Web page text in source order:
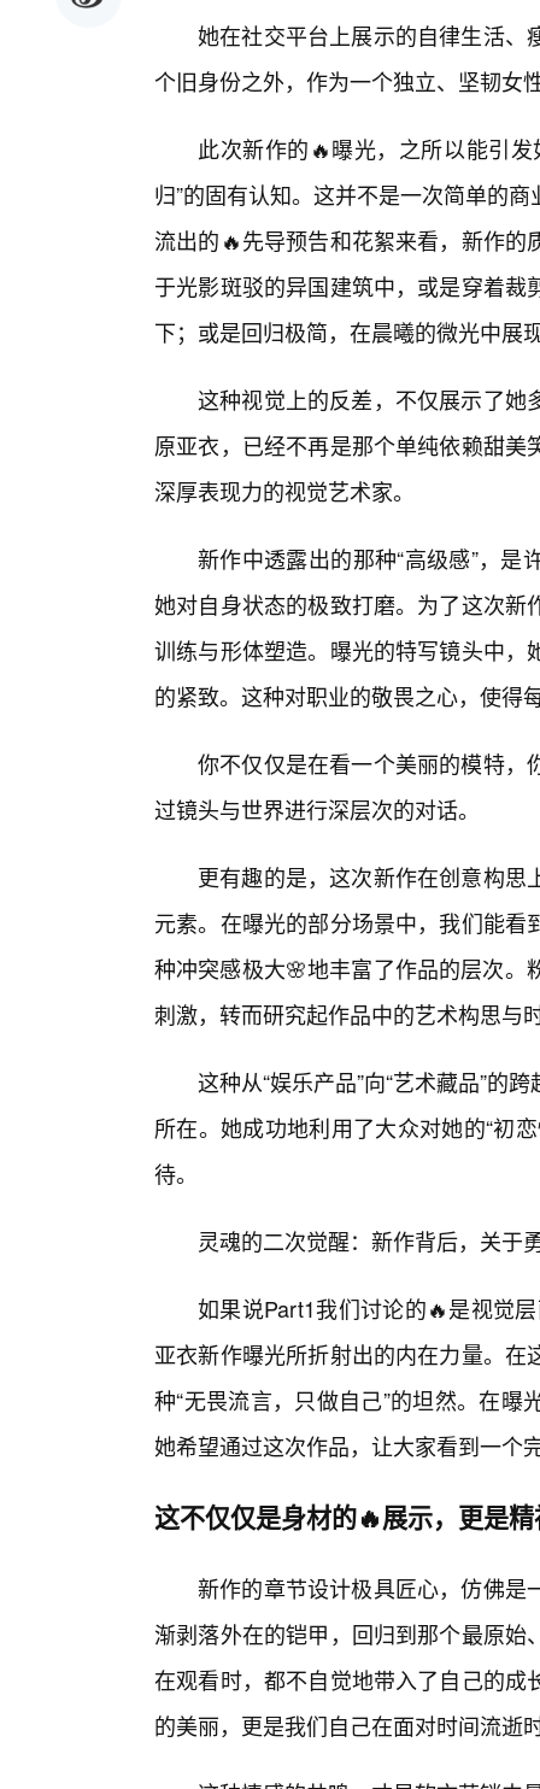
她在社交平台上展示的自律生活、
个旧身份之外，作为一个独立、坚韧女
此次新作的🔥曝光，之所以能引
归”的固有认知。这并不是一次简单的
流出的🔥先导预告和花絮来看，新作
于光影斑驳的异国建筑中，或是穿着
下；或是回归极简，在晨曦的微光中展
这种视觉上的反差，不仅展示了她
原亚衣，已经不再是那个单纯依赖甜
深厚表现力的视觉艺术家。
新作中透露出的那种“高级感”，
她对自身状态的极致打磨。为了这次
训练与形体塑造。曝光的特写镜头中
的紧致。这种对职业的敬畏之心，使得
你不仅仅是在看一个美丽的模特，
过镜头与世界进行深层次的对话。
更有趣的是，这次新作在创意构
元素。在曝光的部分场景中，我们能
种冲突感极大🌸地丰富了作品的层次
刺激，转而研究起作品中的艺术构思与
这种从“娱乐产品”向“艺术藏品”的
所在。她成功地利用了大众对她的“初
待。
灵魂的二次觉醒：新作背后，关于
如果说Part1我们讨论的🔥是视觉
亚衣新作曝光所折射出的内在力量。
种“无畏流言，只做自己”的坦然。在
她希望通过这次作品，让大家看到一个
这不仅仅是身材的🔥展示，更是
新作的章节设计极具匠心，仿佛是
渐剥落外在的铠甲，回归到那个最原
在观看时，都不自觉地带入了自己的
的美丽，更是我们自己在面对时间流逝